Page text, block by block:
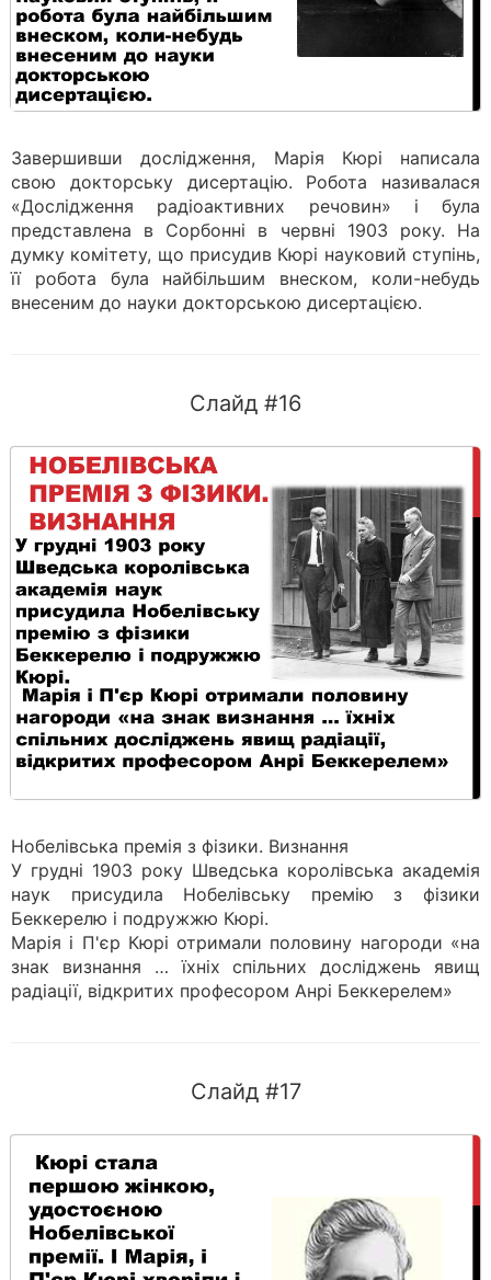
Завершивши дослідження, Марія Кюрі написала
свою докторську дисертацію. Робота називалася
«Дослідження радіоактивних речовин» і була
представлена в Сорбонні в червні 1903 року. На
думку комітету, що присудив Кюрі науковий ступінь,
її робота була найбільшим внеском, коли-небудь
внесеним до науки докторською дисертацією.
Слайд #16
Нобелівська премія з фізики. Визнання
У грудні 1903 року Шведська королівська академія
наук присудила Нобелівську премію з фізики
Беккерелю і подружжю Кюрі.
Марія і П'єр Кюрі отримали половину нагороди «на
знак визнання … їхніх спільних досліджень явищ
радіації, відкритих професором Анрі Беккерелем»
Слайд #17